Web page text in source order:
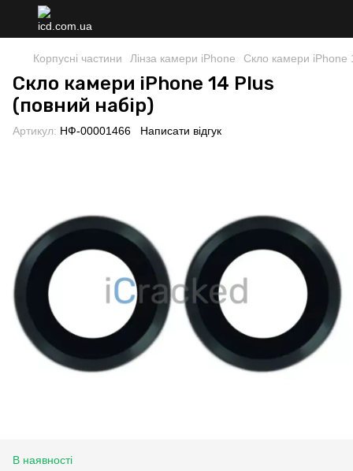
Корпусні частини Лінза камери iPhone Скло камери iPhone
Скло камери iPhone 14 Plus
(повний набір)
Артикул: НФ-00001466 Написати відгук
В наявності